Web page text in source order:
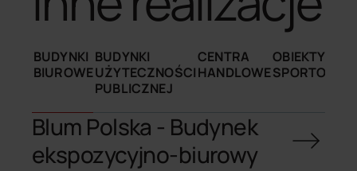
BUDYNKI
BIUROWE
BUDYNKI
UŻYTECZNOŚCI
PUBLICZNEJ
CENTRA
HANDLOWE
OBIEKTY
SPORTOWE
Blum Polska - Budynek
ekspozycyjno-biurowy